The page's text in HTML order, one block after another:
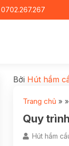
0702.267.267
Bởi Hút hầm
Trang chủ » »
Quy
Hút hầm